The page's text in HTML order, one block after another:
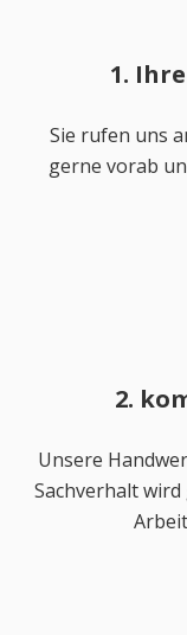
1.
Sie rufen uns
gerne vorab
2.
Unsere
Sachverhalt